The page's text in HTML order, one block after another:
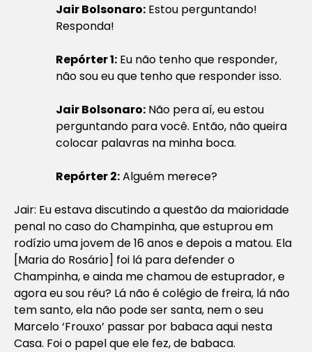
Jair Bolsonaro: Estou perguntando!
Responda!
Repórter 1: Eu não tenho que responder,
não sou eu que tenho que responder isso.
Jair Bolsonaro: Não pera aí, eu estou
perguntando para você. Então, não queira
colocar palavras na minha boca.
Repórter 2:Alguém merece?
Jair: Eu estava discutindo a questão da maioridade
penal no caso do Champinha, que estuprou em
rodízio uma jovem de 16 anos e depois a matou. Ela
[Maria do Rosário] foi lá para defender o
Champinha, e ainda me chamou de estuprador, e
agora eu sou réu? Lá não é colégio de freira, lá não
tem santo, ela não pode ser santa, nem o seu
Marcelo ‘Frouxo’ passar por babaca aqui nesta
Casa. Foi o papel que ele fez, de babaca.